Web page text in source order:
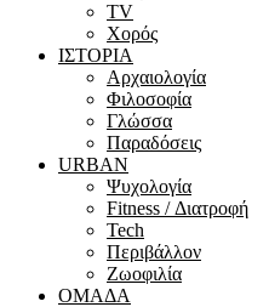
ΤV
Χορός
ΙΣΤΟΡΙΑ
Αρχαιολογία
Φιλοσοφία
Γλώσσα
Παραδόσεις
URBAN
Ψυχολογία
Fitness / Διατροφή
Tech
Περιβάλλον
Ζωοφιλία
ΟΜΑΔΑ